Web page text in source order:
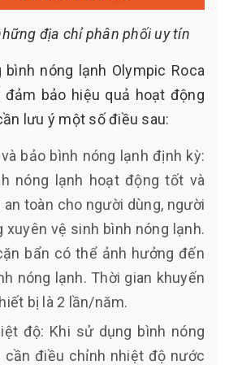
địa chỉ phân phối uy tín
nóng lạnh Olympic Roca
bảo hiệu quả hoạt động
lưu ý một số điều sau:
bảo bình nóng lạnh định kỳ:
nóng lạnh hoạt động tốt và
toàn cho người dùng, người
xuyên vệ sinh bình nóng lạnh.
bẩn có thể ảnh hưởng đến
nóng lạnh. Thời gian khuyến
bị là 2 lần/năm.
độ: Khi sử dụng bình nóng
cần điều chỉnh nhiệt độ nước